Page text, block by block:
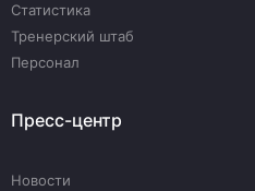
Статистика
Тренерский штаб
Персонал
Пресс-центр
Новости